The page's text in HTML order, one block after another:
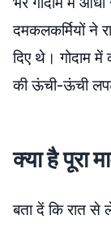
दमकलकर्मियों ने
दिए थे। गोदाम
की ऊंची-ऊंची
क्या है पूरा
बता दें कि रात